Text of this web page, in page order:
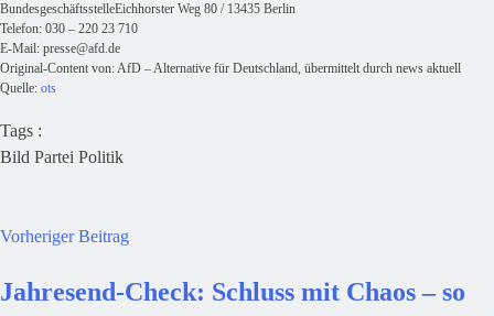
BundesgeschäftsstelleEichhorster Weg 80 / 13435 Berlin
Telefon: 030 – 220 23 710
E-Mail: presse@afd.de
Original-Content von: AfD – Alternative für Deutschland, übermittelt durch news aktuell
Quelle: ots
Tags :
Bild Partei Politik
Vorheriger Beitrag
Jahresend-Check: Schluss mit Chaos – so